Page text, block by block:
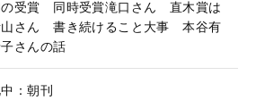
受賞 同時受賞滝口さん 直木賞は
山さん 書き続けること大事 本谷有
さんの話
：朝刊